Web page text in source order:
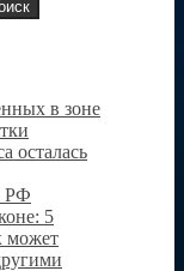
в зоне
осталась
РФ
5
может